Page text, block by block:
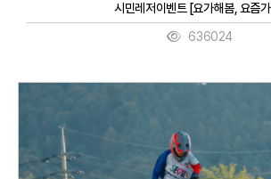
시민레저이벤트 [요가해봄, 요즘
636024